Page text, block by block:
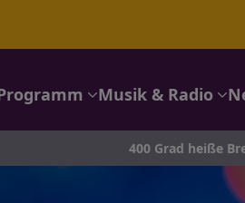
Musik & Radio
400 Grad heiße Bremse: